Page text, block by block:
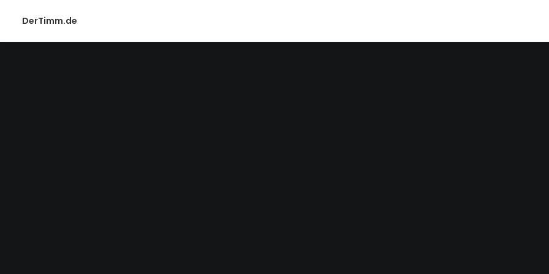
DerTimm.de